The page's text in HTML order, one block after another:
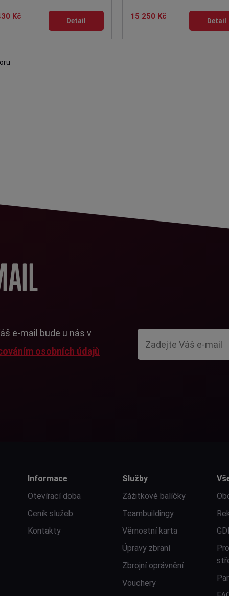
Kč Detail 15 250 Kč Detail
e-mail bude u nás v
osobních údajů
Informace
Otevírací doba
Ceník služeb
Kontakty
Služby
Zážitkové balíčky
Teambuildingy
Věrnostní karta
Úpravy zbraní
Zbrojní oprávnění
Vouchery